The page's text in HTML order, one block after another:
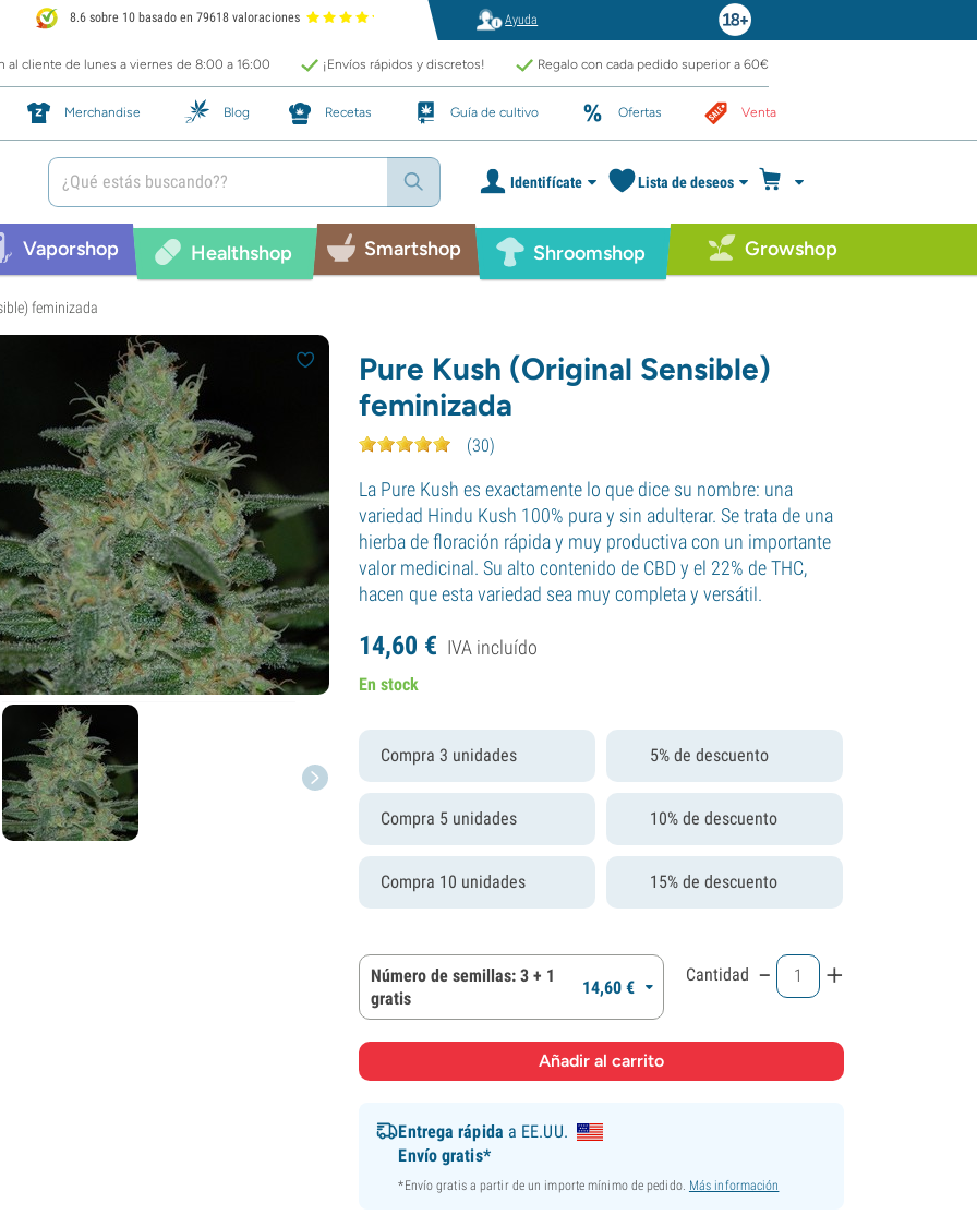
8.6 sobre 10 basado en 79618 valoraciones Ayuda
al cliente de lunes a viernes de 8:00 a 16:00 ¡Envíos rápidos y discretos! Regalo con cada pedido superior a 60€
Merchandise Blog Recetas Guía de cultivo Ofertas Venta
Identifícate Lista de deseos
Vaporshop Healthshop Smartshop Shroomshop Growshop
feminizada
Pure Kush (Original Sensible)
feminizada
(30)
La Pure Kush es exactamente lo que dice su nombre: una
variedad Hindu Kush 100% pura y sin adulterar. Se trata de una
hierba de floración rápida y muy productiva con un importante
valor medicinal. Su alto contenido de CBD y el 22% de THC,
hacen que esta variedad sea muy completa y versátil.
14,60 € IVA incluído
En stock
Compra 3 unidades 5% de descuento
Compra 5 unidades 10% de descuento
Compra 10 unidades 15% de descuento
Número de semillas: 3 + 1
gratis
14,60 €
Cantidad - +
Entrega rápida a EE.UU.
Envío gratis*
*Envío gratis a partir de un importe mínimo de pedido. Más información